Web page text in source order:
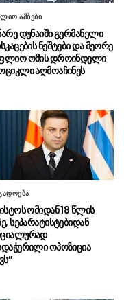
სადაც
ამბები
დუნაიში გერმანელი
ნეშტები და მეორე
ომის დროინდელი
აღმოაჩინეს
ომიდან 18 წლის
სეპარატისტებიდან
ოპოზიცია